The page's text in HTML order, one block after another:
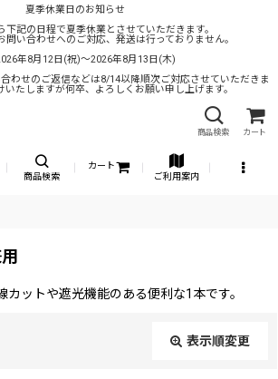
夏季休業日のお知らせ
下記の日程で夏季休業とさせていただきます。
問い合わせへのご対応、発送は行っておりません。
年8月12日(祝)～2026年8月13日(木)
わせのご返信などは8/14以降順次ご対応させていただきま
いたしますが何卒、よろしくお願い申し上げます。
商品検索 カート
商品検索
カート
ご利用案内
カットや遮光機能のある便利な1本です。
表示順変更